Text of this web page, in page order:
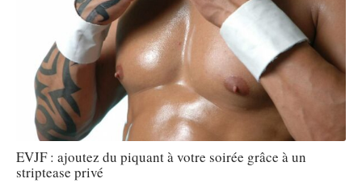
EVJF : ajoutez du piquant à votre soirée grâce à un
striptease privé